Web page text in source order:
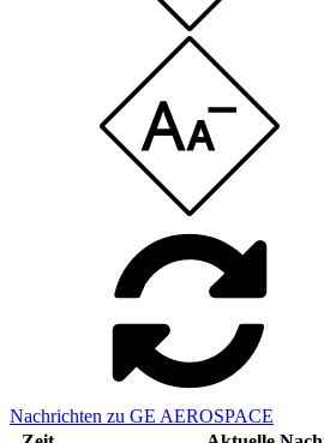
Nachrichten zu GE AEROSPACE